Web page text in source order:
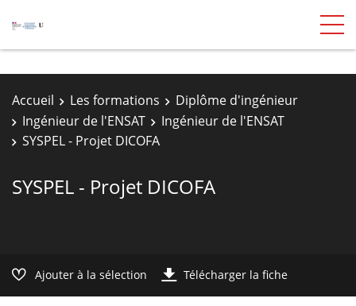
Accueil Les formations
Diplôme d'ingénieur
Ingénieur de l'ENSAT
Ingénieur de l'ENSAT
SYSPEL - Projet DICOFA
SYSPEL - Projet DICOFA
Ajouter à la sélection Télécharger la fiche